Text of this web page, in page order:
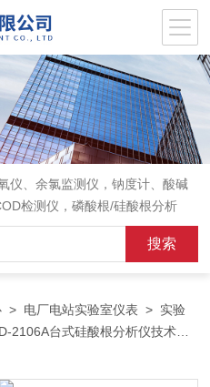
仪、余氯监测仪，钠度计、酸碱
检测仪，磷酸根/硅酸根分析
> 电厂电站实验室仪表 > 实验
2106A台式硅酸根分析仪技术要